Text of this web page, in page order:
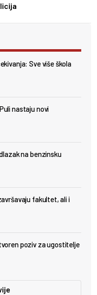
Sve više škola
nastaju novi
na benzinsku
fakultet, ali i
poziv za ugostitelje